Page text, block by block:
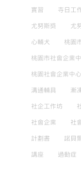
實習 寺日工
尤努斯獎 尤
心輔犬 桃園
桃園市社會企業
桃園社會企業中
溝通輔具 漸
社企工作坊
社會企業 社
計劃書 諾貝
講座 過動症